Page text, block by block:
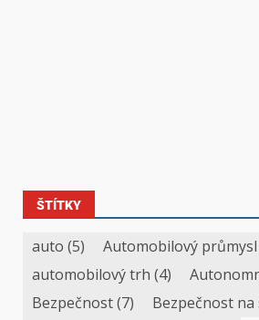
ŠTÍTKY
auto (5) Automobilový průmysl
automobilový trh (4)
Bezpečnost(7) Bezpečnost na